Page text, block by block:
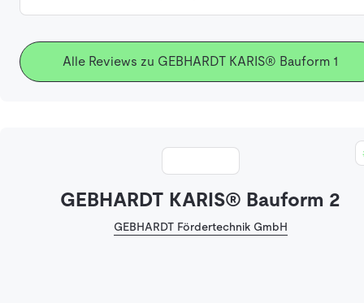
Alle Reviews zu GEBHARDT KARIS® Bauform 1
GEBHARDT KARIS® Bauform 2
GEBHARDT Fördertechnik GmbH